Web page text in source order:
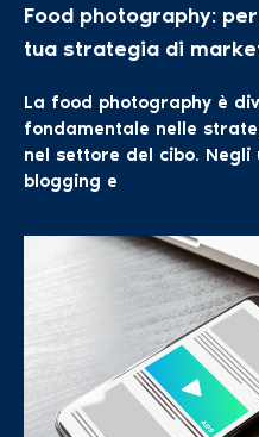
Food photography:
tua strategia di
La food photography è
fondamentale nelle
nel settore del cibo.
blogging e